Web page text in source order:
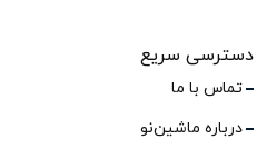
دسترسی سریع
تماس با ما
درباره ماشین‌نو